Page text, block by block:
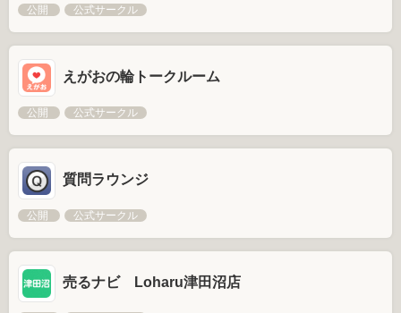
公開 公式サークル
えがおの輪トークルーム
公開 公式サークル
質問ラウンジ
公開 公式サークル
売るナビ Loharu津田沼店